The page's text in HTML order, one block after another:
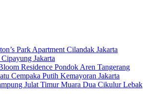
Park Apartment Cilandak Jakarta
Jakarta
Residence Pondok Aren Tangerang
Cempaka Putih Kemayoran Jakarta
Julat Timur Muara Dua Cikulur Lebak